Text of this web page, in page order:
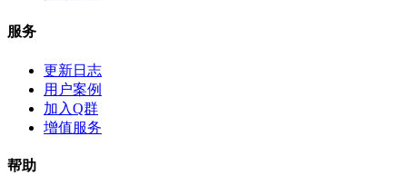
服务
更新日志
用户案例
加入Q群
增值服务
帮助